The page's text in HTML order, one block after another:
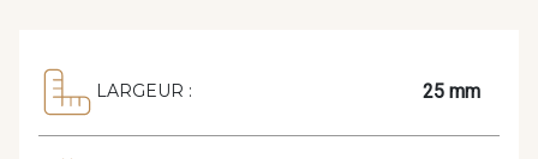
LARGEUR : 25 mm